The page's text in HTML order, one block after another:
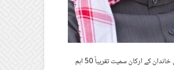
سعودی عرب کی موجودہ صورتحال ساری دنیا کی توجہ کا مرکز ہے۔ سعودی حکومت نے شاہی خاندان کے ارکان سمیت تقریباً 50 اہم